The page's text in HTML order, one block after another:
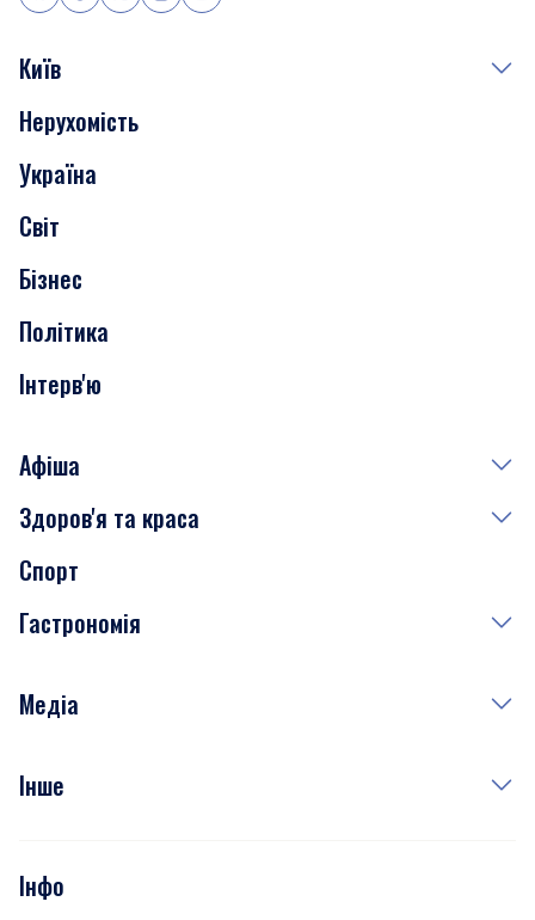
Київ
Події
Скандали
Нерухомість
Транспорт
Нерухомість
Україна
Світ
Бізнес
Політика
Інтерв'ю
Афіша
Сьогодні
Завтра
Субота
Здоров'я та краса
Медицина
Краса
Спорт
Гастрономія
Рецепти
Медіа
Фото
Подкасти
Інше
Тести
Інфо